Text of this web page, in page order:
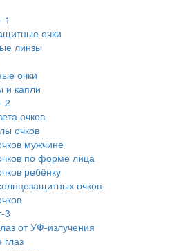
1
очки
линзы
очки
и капли
2
очков
очков
мужчине
по форме лица
ребёнку
очков
3
от УФ-излучения
глаз